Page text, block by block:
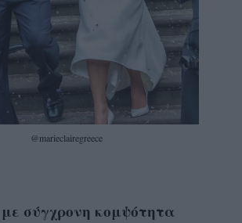
@marieclairegreece
σύγχρονη κομψότητα